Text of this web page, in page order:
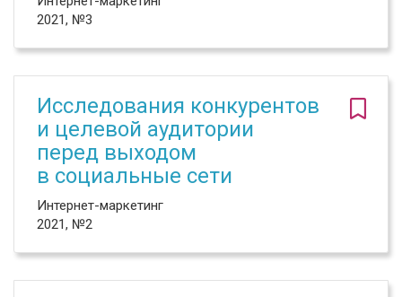
2021, №3
Исследования конкурентов
и целевой аудитории
перед выходом
в социальные сети
Интернет-маркетинг
2021, №2